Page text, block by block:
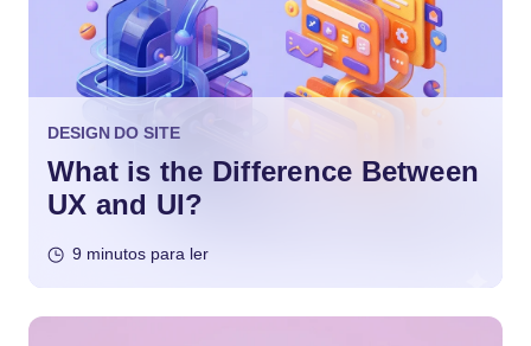
DESIGN DO SITE
What is the Difference Between
UX and UI?
9 minutos para ler